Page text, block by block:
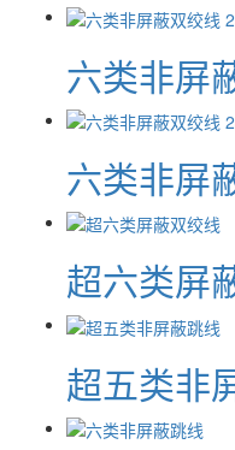
六类非屏
六类非屏
超六类屏
超五类非